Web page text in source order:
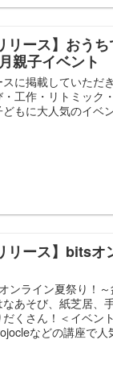
リース】おう
親子イベント
に掲載していただ
・工作・リトミック
もに大人気のイベ
リース】bits
ンライン夏祭り！
なあそび、紙芝居、
くさん！＜イベン
などの講座で人